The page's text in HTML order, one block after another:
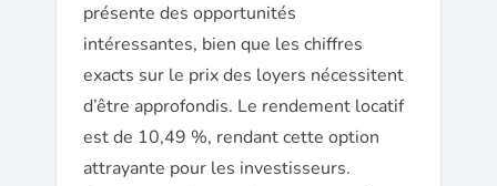
présente des opportunités
intéressantes, bien que les chiffres
exacts sur le prix des loyers nécessitent
d’être approfondis. Le rendement locatif
est de 10,49 %, rendant cette option
attrayante pour les investisseurs.